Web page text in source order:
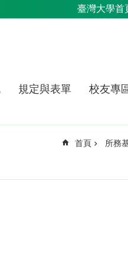
臺灣大學首
規定與表單 校友專
首頁 所務